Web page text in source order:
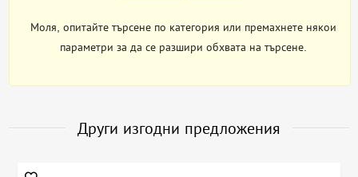
Моля, опитайте търсене по категория или премахнете някои
параметри за да се разшири обхвата на търсене.
Други изгодни предложения